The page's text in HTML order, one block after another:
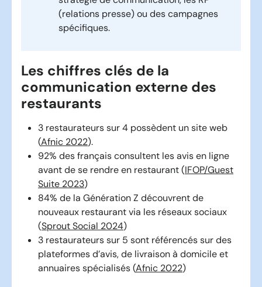
(relations presse) ou des campagnes
spécifiques.
Les chiffres clés de la
communication externe des
restaurants
3 restaurateurs sur 4 possèdent un site web
(Afnic 2022).
92% des français consultent les avis en ligne
avant de se rendre en restaurant (IFOP/Guest
Suite 2023)
84% de la Génération Z découvrent de
nouveaux restaurant via les réseaux sociaux
(Sprout Social 2024)
3 restaurateurs sur 5 sont référencés sur des
plateformes d’avis, de livraison à domicile et
annuaires spécialisés (Afnic 2022)